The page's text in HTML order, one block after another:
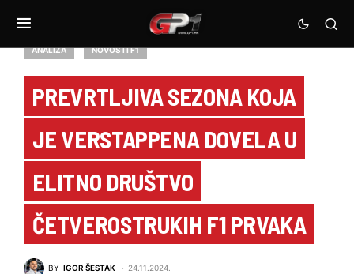
ANALIZA NOVOSTI F1
PREVRTLJIVA SEZONA KOJA
JE VERSTAPPENA DOVELA U
ELITNO DRUŠTVO
ČETVEROSTRUKIH F1 PRVAKA
BY IGOR ŠESTAK 24.11.2024.